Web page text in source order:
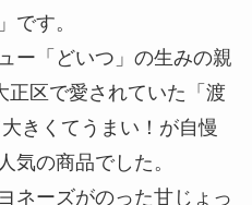
です。
ー「どいつ」の生みの親
正区で愛されていた「渡
きくてうまい！が自慢
気の商品でした。
ネーズがのった甘じょっ